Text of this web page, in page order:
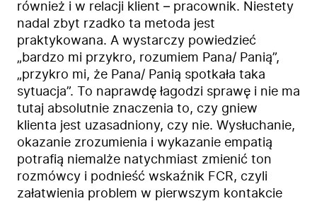
Firma
Produkty
Branże
Zastosowanie
Bezpieczeństwo
Blog
Kontakt
również i w relacji klient – pracownik. Niestety
nadal zbyt rzadko ta metoda jest
praktykowana. A wystarczy powiedzieć
„bardzo mi przykro, rozumiem Pana/ Panią”,
„przykro mi, że Pana/ Panią spotkała taka
sytuacja”. To naprawdę łagodzi sprawę i nie ma
tutaj absolutnie znaczenia to, czy gniew
klienta jest uzasadniony, czy nie. Wysłuchanie,
okazanie zrozumienia i wykazanie empatią
potrafią niemalże natychmiast zmienić ton
rozmówcy i podnieść wskaźnik FCR, czyli
załatwienia problem w pierwszym kontakcie